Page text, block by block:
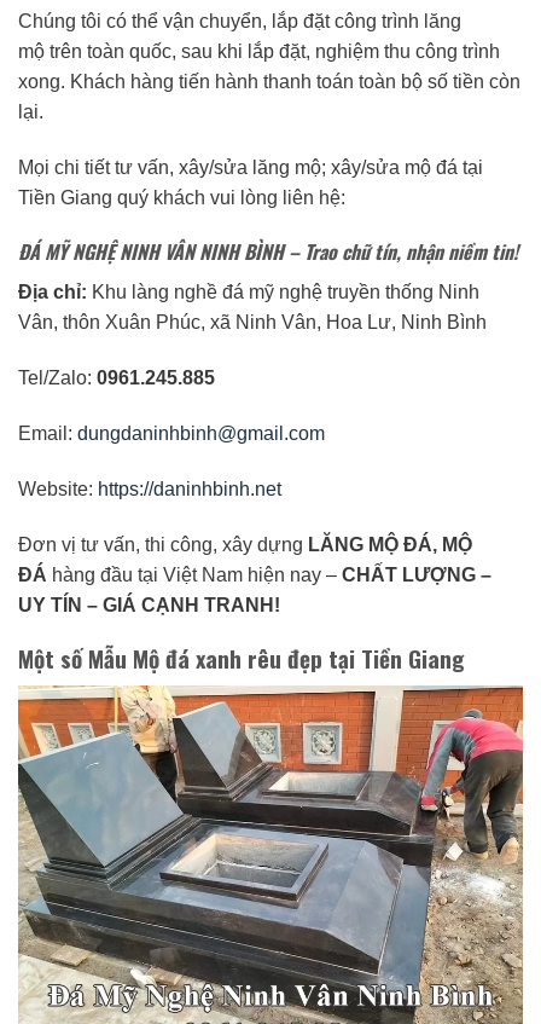
Chúng tôi có thể vận chuyển, lắp đặt công trình lăng
mộ trên toàn quốc, sau khi lắp đặt, nghiệm thu công trình
xong. Khách hàng tiến hành thanh toán toàn bộ số tiền còn
lại.
Mọi chi tiết tư vấn, xây/sửa lăng mộ; xây/sửa mộ đá tại
Tiền Giang quý khách vui lòng liên hệ:
ĐÁ MỸ NGHỆ NINH VÂN NINH BÌNH – Trao chữ tín, nhận niềm tin!
Địa chỉ: Khu làng nghề đá mỹ nghệ truyền thống Ninh
Vân, thôn Xuân Phúc, xã Ninh Vân, Hoa Lư, Ninh Bình
Tel/Zalo: 0961.245.885
Email: dungdaninhbinh@gmail.com
Website: https://daninhbinh.net
Đơn vị tư vấn, thi công, xây dựng LĂNG MỘ ĐÁ, MỘ
ĐÁ hàng đầu tại Việt Nam hiện nay – CHẤT LƯỢNG –
UY TÍN – GIÁ CẠNH TRANH!
Một số Mẫu Mộ đá xanh rêu đẹp tại Tiền Giang